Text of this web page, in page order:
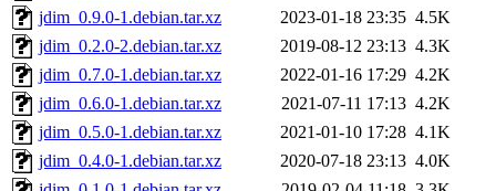
jdim_0.9.0-1.debian.tar.xz
2023-01-18 23:35 4.5K
jdim_0.2.0-2.debian.tar.xz
2019-08-12 23:13 4.3K
jdim_0.7.0-1.debian.tar.xz
2022-01-16 17:29 4.2K
jdim_0.6.0-1.debian.tar.xz
2021-07-11 17:13 4.2K
jdim_0.5.0-1.debian.tar.xz
2021-01-10 17:28 4.1K
jdim_0.4.0-1.debian.tar.xz
2020-07-18 23:13 4.0K